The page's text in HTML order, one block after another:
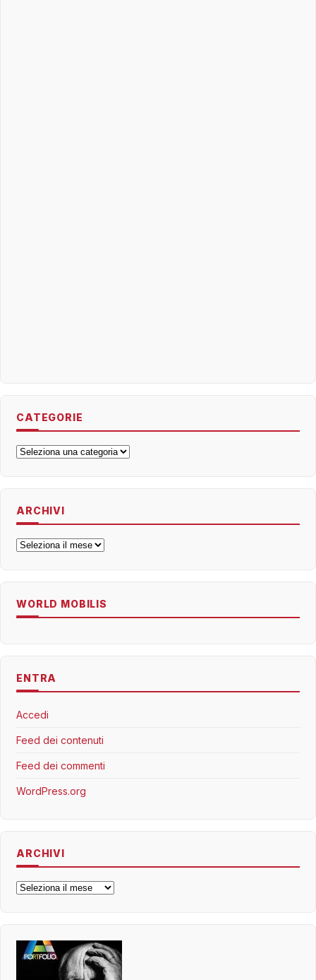
CATEGORIE
Categorie
ARCHIVI
Archivi
WORLD MOBILIS
ENTRA
Accedi
Feed dei contenuti
Feed dei commenti
WordPress.org
ARCHIVI
Archivi